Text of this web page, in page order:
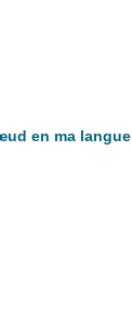
en ma langue